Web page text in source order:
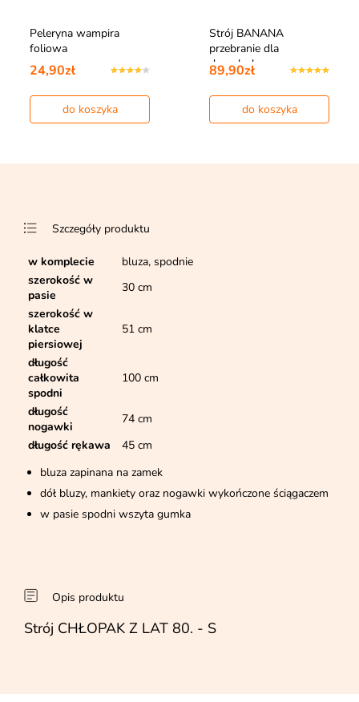
Peleryna wampira
foliowa
24,90zł
do koszyka
Strój BANANA
przebranie dla
dorosłych
89,90zł
do koszyka
Szczegóły produktu
w komplecie
bluza, spodnie
szerokość w
pasie
30 cm
szerokość w
klatce
piersiowej
51 cm
długość
całkowita
spodni
100 cm
długość
nogawki
74 cm
długość rękawa
45 cm
bluza zapinana na zamek
dół bluzy, mankiety oraz nogawki wykończone ściągaczem
w pasie spodni wszyta gumka
Opis produktu
Strój CHŁOPAK Z LAT 80. - S